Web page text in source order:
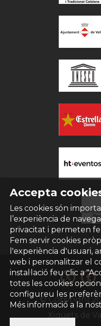
Accepta
Les cookies són
l’experiència de
privacitat i permeten
Fem servir cookies
l'experiència d'usuari,
web i personalitzar el
instal·lació feu clic a
totes les cookies
configureu les
Més informació a la
© Copyright
Xiquets de